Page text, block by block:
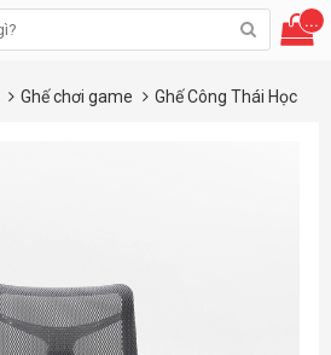
...
Ghế chơi game Ghế Công Thái Học